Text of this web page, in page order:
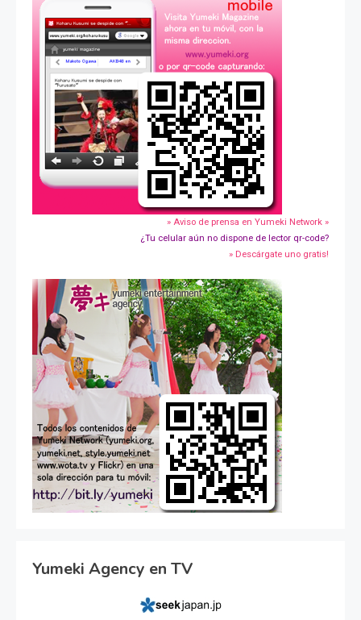
» Aviso de prensa en Yumeki Network »
¿Tu celular aún no dispone de lector qr-code?
» Descárgate uno gratis!
Yumeki Agency en TV